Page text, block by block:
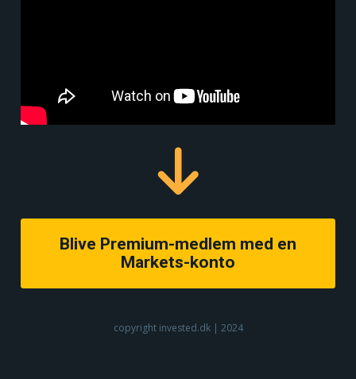
Blive Premium-medlem med en
Markets-konto
copyright invested.dk | 2024